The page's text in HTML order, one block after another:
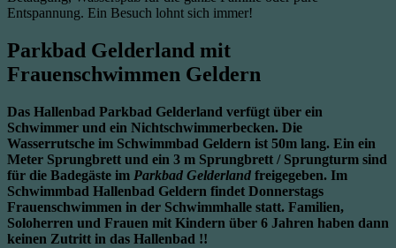
Entspannung. Ein Besuch lohnt sich immer!
Parkbad Gelderland mit
Frauenschwimmen Geldern
Das Hallenbad Parkbad Gelderland verfügt über ein
Schwimmer und ein Nichtschwimmerbecken. Die
Wasserrutsche im Schwimmbad Geldern ist 50m lang. Ein ein
Meter Sprungbrett und ein 3 m Sprungbrett / Sprungturm sind
für die Badegäste im Parkbad Gelderland freigegeben. Im
Schwimmbad Hallenbad Geldern findet Donnerstags
Frauenschwimmen in der Schwimmhalle statt. Familien,
Soloherren und Frauen mit Kindern über 6 Jahren haben dann
keinen Zutritt in das Hallenbad !!